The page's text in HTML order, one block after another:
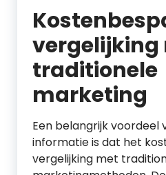
vergelijking
traditionele
marketing
Een belangrijk voordeel
informatie is dat het
vergelijking met